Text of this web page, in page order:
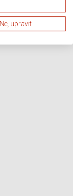
Ne, upravit